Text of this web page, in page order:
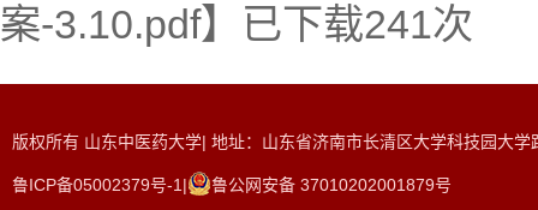
案-3.10.pdf】已下载241次
版权所有 山东中医药大学| 地址：山东省济南市长清区大学科技园大
鲁ICP备05002379号-1| 鲁公网安备 37010202001879号